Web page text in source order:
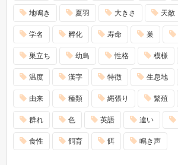
地鳴き 夏羽 大きさ 天敵
学名 孵化 寿命 巣
巣立ち 幼鳥 性格 模様
温度 漢字 特徴 生息地
由来 種類 縄張り 繁殖
群れ 色 英語 違い
食性 飼育 餌 鳴き声